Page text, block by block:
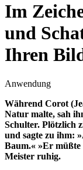
Im
und
Ihren
Anwendung
Während Corot
Natur malte, sah
Schulter. Plötzlich
und sagte zu ihm:
Baum.« »Er
Meister ruhig.